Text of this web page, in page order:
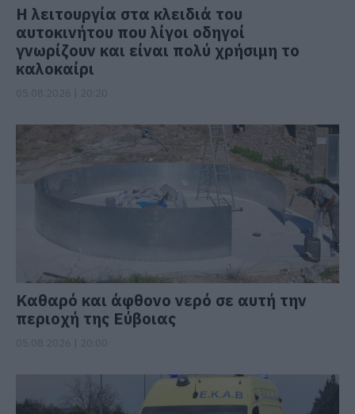
Η λειτουργία στα κλειδιά του
αυτοκινήτου που λίγοι οδηγοί
γνωρίζουν και είναι πολύ χρήσιμη το
καλοκαίρι
Καθαρό και άφθονο νερό σε αυτή την
περιοχή της Εύβοιας